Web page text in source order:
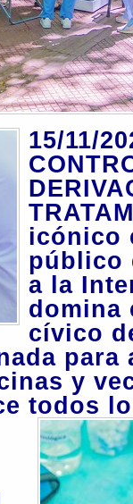
15/11/
icónico
público
a la
domina
cívico
para
y
todos